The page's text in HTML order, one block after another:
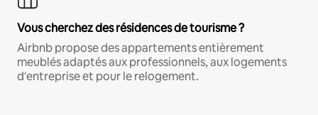
Vous cherchez des résidences de tourisme ?
Airbnb propose des appartements entièrement
meublés adaptés aux professionnels, aux logements
d'entreprise et pour le relogement.